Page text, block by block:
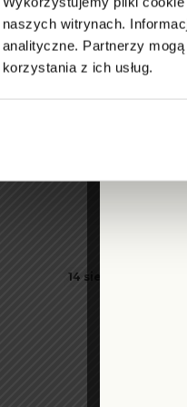
naszych witrynach.
analityczne. Partnerzy
korzystania z ich usług.
14 sierpnia 2025